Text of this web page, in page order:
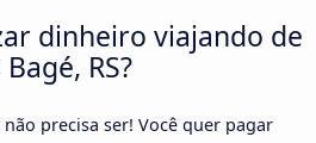
dinheiro viajando de
RS?
precisa ser! Você quer pagar